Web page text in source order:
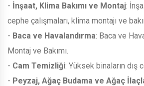
- İnşaat, Klima Bakımı ve Montaj:
cephe çalışmaları, klima montajı ve
- Baca ve Havalandırma: Baca ve
Montaj ve Bakımı.
- Cam Temizliği: Yüksek binaların dış
- Peyzaj, Ağaç Budama ve Ağaç